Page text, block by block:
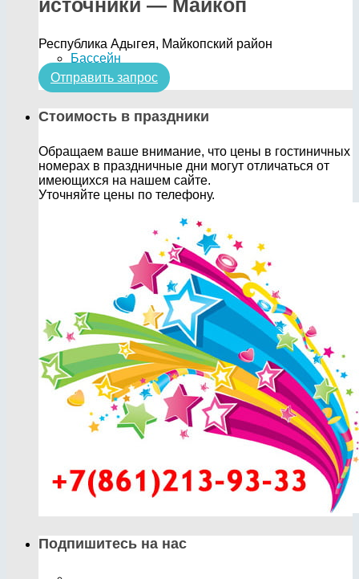
Республика Адыгея, Майкопский район
Бассейн
Отправить запрос
Стоимость в праздники
Обращаем ваше внимание, что цены в гостиничных
номерах в праздничные дни могут отличаться от
имеющихся на нашем сайте.
Уточняйте цены по телефону.
Подпишитесь на нас